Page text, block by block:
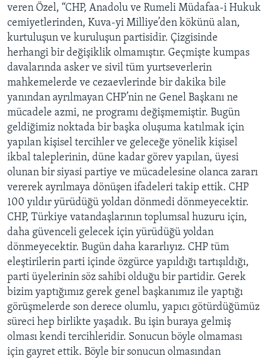
veren Özel, “CHP, Anadolu ve Rumeli Müdafaa-i Hukuk
cemiyetlerinden, Kuva-yi Milliye’den kökünü alan,
kurtuluşun ve kuruluşun partisidir. Çizgisinde
herhangi bir değişiklik olmamıştır. Geçmişte kumpas
davalarında asker ve sivil tüm yurtseverlerin
mahkemelerde ve cezaevlerinde bir dakika bile
yanından ayrılmayan CHP’nin ne Genel Başkanı ne
mücadele azmi, ne programı değişmemiştir. Bugün
geldiğimiz noktada bir başka oluşuma katılmak için
yapılan kişisel tercihler ve geleceğe yönelik kişisel
ikbal taleplerinin, düne kadar görev yapılan, üyesi
olunan bir siyasi partiye ve mücadelesine olanca zararı
vererek ayrılmaya dönüşen ifadeleri takip ettik. CHP
100 yıldır yürüdüğü yoldan dönmedi dönmeyecektir.
CHP, Türkiye vatandaşlarının toplumsal huzuru için,
daha güvenceli gelecek için yürüdüğü yoldan
dönmeyecektir. Bugün daha kararlıyız. CHP tüm
eleştirilerin parti içinde özgürce yapıldığı tartışıldığı,
parti üyelerinin söz sahibi olduğu bir partidir. Gerek
bizim yaptığımız gerek genel başkanımız ile yaptığı
görüşmelerde son derece olumlu, yapıcı götürdüğümüz
süreci hep birlikte yaşadık. Bu işin buraya gelmiş
olması kendi tercihleridir. Sonucun böyle olmaması
için gayret ettik. Böyle bir sonucun olmasından